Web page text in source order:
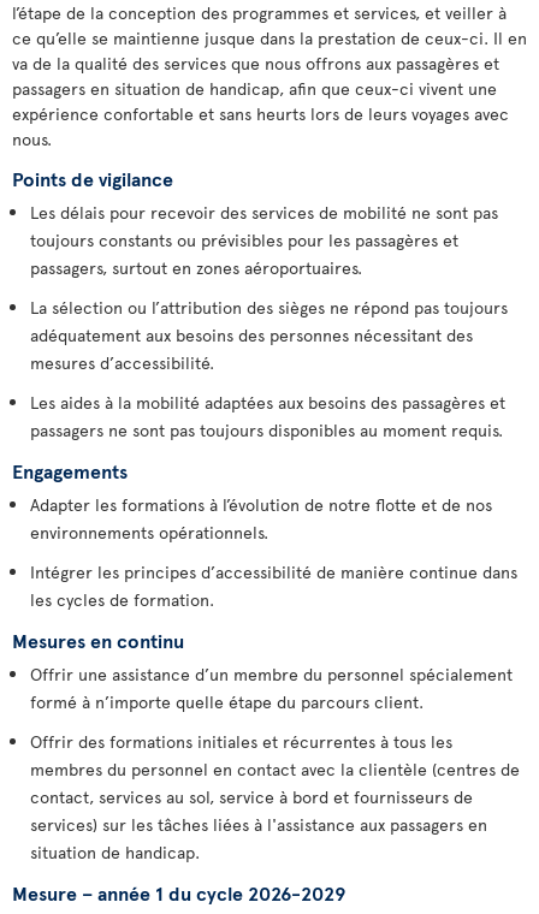
l’étape de la conception des programmes et services, et veiller à
ce qu’elle se maintienne jusque dans la prestation de ceux-ci. Il en
va de la qualité des services que nous offrons aux passagères et
passagers en situation de handicap, afin que ceux-ci vivent une
expérience confortable et sans heurts lors de leurs voyages avec
nous.
Points de vigilance
Les délais pour recevoir des services de mobilité ne sont pas
toujours constants ou prévisibles pour les passagères et
passagers, surtout en zones aéroportuaires.
La sélection ou l’attribution des sièges ne répond pas toujours
adéquatement aux besoins des personnes nécessitant des
mesures d’accessibilité.
Les aides à la mobilité adaptées aux besoins des passagères et
passagers ne sont pas toujours disponibles au moment requis.
Engagements
Adapter les formations à l’évolution de notre flotte et de nos
environnements opérationnels.
Intégrer les principes d’accessibilité de manière continue dans
les cycles de formation.
Mesures en continu
Offrir une assistance d’un membre du personnel spécialement
formé à n’importe quelle étape du parcours client.
Offrir des formations initiales et récurrentes à tous les
membres du personnel en contact avec la clientèle (centres de
contact, services au sol, service à bord et fournisseurs de
services) sur les tâches liées à l'assistance aux passagers en
situation de handicap.
Mesure – année 1 du cycle 2026-2029